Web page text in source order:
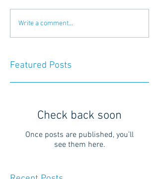
Write a comment...
Featured Posts
Check back soon
Once posts are published, you’ll
see them here.